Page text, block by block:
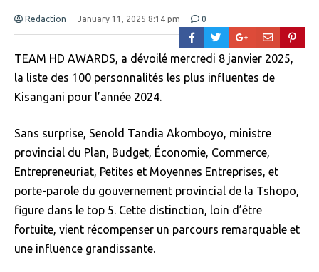
Redaction January 11, 2025 8:14 pm 0
TEAM HD AWARDS, a dévoilé mercredi 8 janvier 2025,
la liste des 100 personnalités les plus influentes de
Kisangani pour l’année 2024.
Sans surprise, Senold Tandia Akomboyo, ministre
provincial du Plan, Budget, Économie, Commerce,
Entrepreneuriat, Petites et Moyennes Entreprises, et
porte-parole du gouvernement provincial de la Tshopo,
figure dans le top 5. Cette distinction, loin d’être
fortuite, vient récompenser un parcours remarquable et
une influence grandissante.